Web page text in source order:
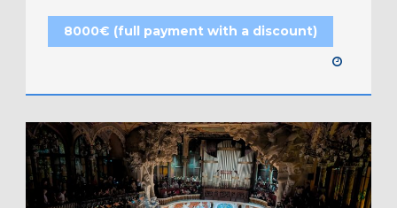
8000€ (full payment with a discount)